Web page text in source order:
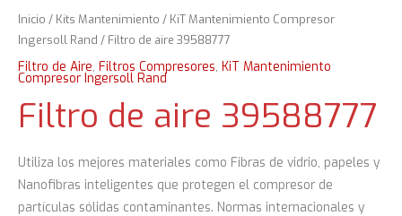
Inicio / Kits Mantenimiento / KiT Mantenimiento Compresor
Ingersoll Rand / Filtro de aire 39588777
Filtro de Aire, Filtros Compresores, KiT Mantenimiento
Compresor Ingersoll Rand
Filtro de aire 39588777
Utiliza los mejores materiales como Fibras de vidrio, papeles y
Nanofibras inteligentes que protegen el compresor de
partículas sólidas contaminantes. Normas internacionales y